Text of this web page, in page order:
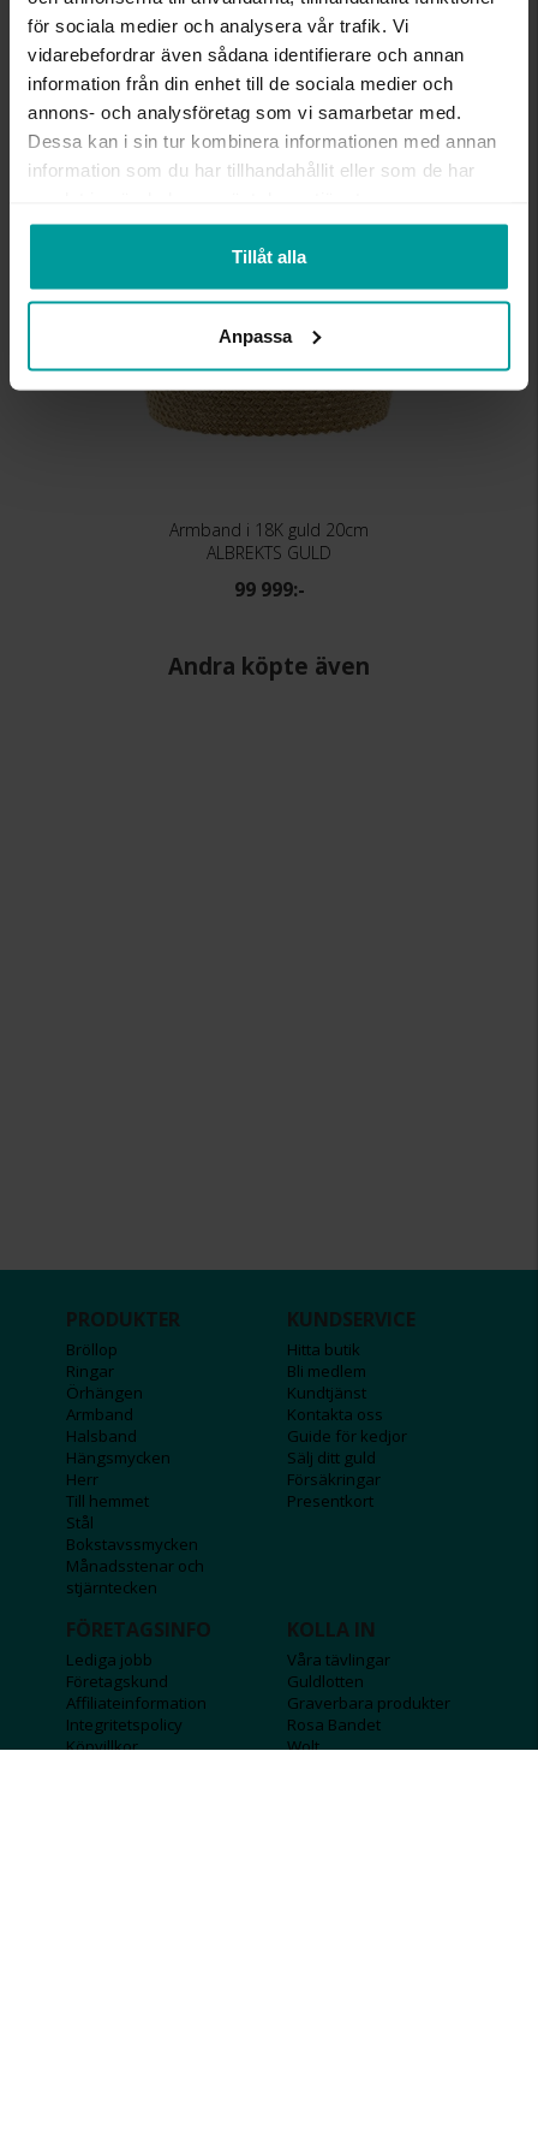
för sociala medier och analysera vår trafik. Vi
vidarebefordrar även sådana identifierare och annan
information från din enhet till de sociala medier och
annons- och analysföretag som vi samarbetar med.
Dessa kan i sin tur kombinera informationen med annan
information som du har tillhandahållit eller som de har
Tillåt alla
Anpassa
ÄDELMETALL
18K Gold
KEDJEMODELL
Rope chain
DETALJER
Ihålig kedja
VIKT CA (GRAM)
24,4
Liknande produkter
Kalasdeal
Armband i 18K guld 20cm
ALBREKTS GULD
99 999:-
Andra köpte även
PRODUKTER
Bröllop
Ringar
Örhängen
Armband
Halsband
Hängsmycken
Herr
Till hemmet
Stål
Bokstavssmycken
Månadsstenar och
stjärntecken
KUNDSERVICE
Hitta butik
Bli medlem
Kundtjänst
Kontakta oss
Guide för kedjor
Sälj ditt guld
Försäkringar
Presentkort
FÖRETAGSINFO
Lediga jobb
Företagskund
Affiliateinformation
Integritetspolicy
Köpvillkor
KOLLA IN
Våra tävlingar
Guldlotten
Graverbara produkter
Rosa Bandet
Wolt